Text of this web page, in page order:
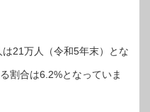
21万人（令和5年末）とな
割合は6.2%となっていま